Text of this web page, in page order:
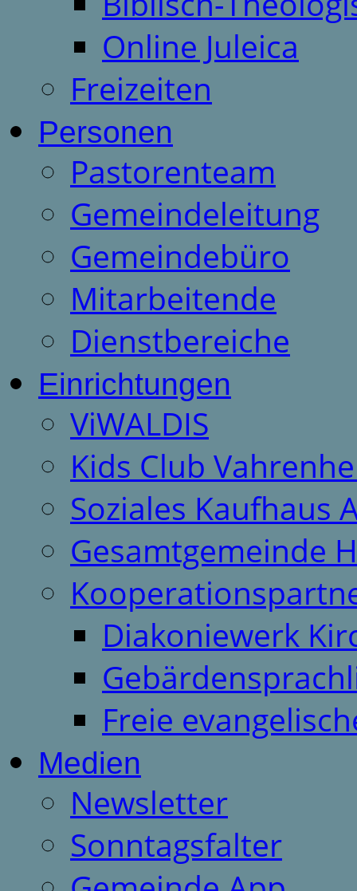
Online Juleica
Freizeiten
Personen
Pastorenteam
Gemeindeleitung
Gemeindebüro
Mitarbeitende
Dienstbereiche
Einrichtungen
ViWALDIS
Kids Club
Soziales Kaufhaus
Gesamtgemeinde
Diakoniewerk
Freie
Medien
Newsletter
Sonntagsfalter